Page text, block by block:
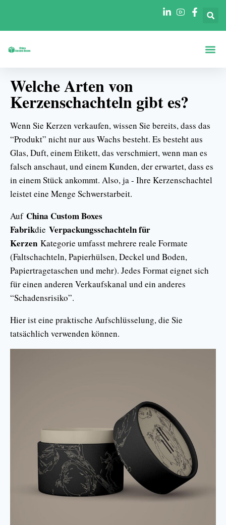
Welche Arten von
Kerzenschachteln gibt es?
Wenn Sie Kerzen verkaufen, wissen Sie bereits, dass das
“Produkt” nicht nur aus Wachs besteht. Es besteht aus
Glas, Duft, einem Etikett, das verschmiert, wenn man es
falsch anschaut, und einem Kunden, der erwartet, dass es
in einem Stück ankommt. Also, ja - Ihre Kerzenschachtel
leistet eine Menge Schwerstarbeit.
Auf China Custom Boxes
Fabrikdie Verpackungsschachteln für
Kerzen Kategorie umfasst mehrere reale Formate
(Faltschachteln, Papierhülsen, Deckel und Boden,
Papiertragetaschen und mehr). Jedes Format eignet sich
für einen anderen Verkaufskanal und ein anderes
“Schadensrisiko”.
Hier ist eine praktische Aufschlüsselung, die Sie
tatsächlich verwenden können.